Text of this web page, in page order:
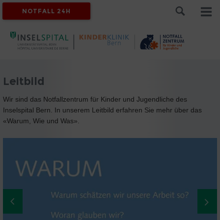
NOTFALL 24H
Leitbild
Wir sind das Notfallzentrum für Kinder und Jugendliche des
Inselspital Bern. In unserem Leitbild erfahren Sie mehr über das
«Warum, Wie und Was».